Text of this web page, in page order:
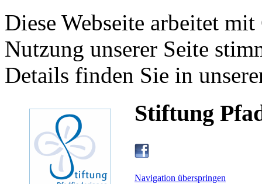
Diese Webseite arbeitet
Nutzung unserer Seite
Details finden Sie in
Stiftung
Navigation überspringen